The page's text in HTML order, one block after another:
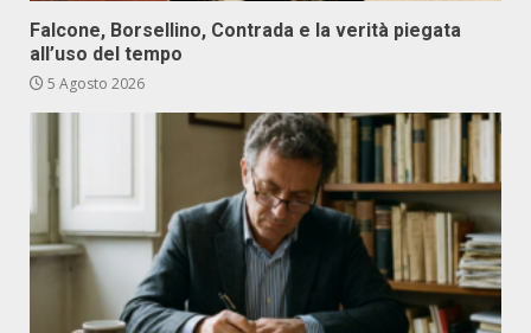
Falcone, Borsellino, Contrada e la verità piegata
all’uso del tempo
5 Agosto 2026